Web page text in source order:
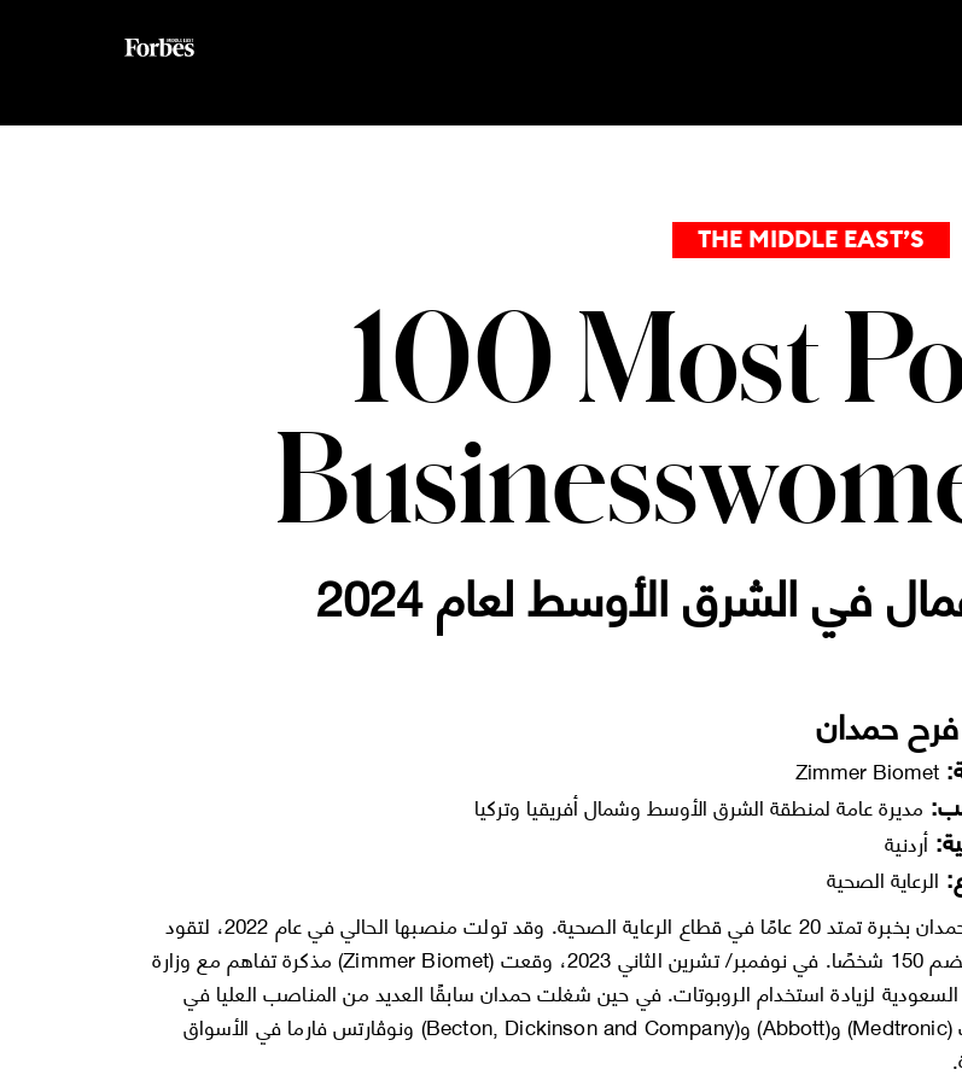
THE MIDDLE EAST’S
100 Most
فرح حمدان
Zimmer Biomet
مديرة عامة لمنطقة الشرق الأوسط وشمال أفريقيا وتركيا
أردنية
الرعاية الصحية
تتمتع حمدان بخبرة تمتد 20 عامًا في قطاع الرعاية الصحية. وقد تولت منصبها الحالي في عام 2022، لتقود
فريقًا يضم 150 شخصًا. في نوفمبر/ تشرين الثاني 2023، وقعت (Zimmer Biomet) مذكرة تفاهم مع وزارة
لزيادة استخدام الروبوتات. في حين شغلت حمدان سابقًا العديد من المناصب العليا في
شركات (Medtronic) و(Abbott) و(Becton, Dickinson and Company) ونوڤارتس فارما في الأسواق